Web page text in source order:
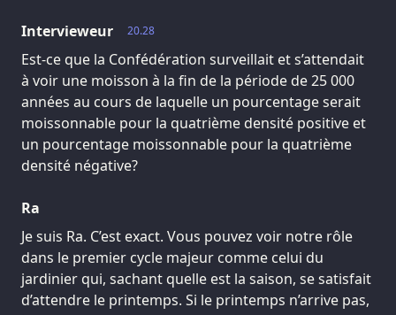
20.28
Intervieweur
Est-ce que la Confédération surveillait et s’attendait
à voir une moisson à la fin de la période de 25 000
années au cours de laquelle un pourcentage serait
moissonnable pour la quatrième densité positive et
un pourcentage moissonnable pour la quatrième
densité négative?
Ra
Je suis Ra. C’est exact. Vous pouvez voir notre rôle
dans le premier cycle majeur comme celui du
jardinier qui, sachant quelle est la saison, se satisfait
d’attendre le printemps. Si le printemps n’arrive pas,